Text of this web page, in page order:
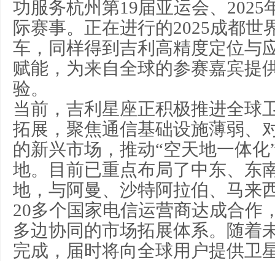
功服务杭州第19届亚运会、2025
际赛事。正在进行的2025成都世
车，同样得到吉利高精度定位与
赋能，为来自全球的参赛嘉宾提
验。
当前，吉利星座正积极推进全球
拓展，聚焦通信基础设施薄弱、
的新兴市场，推动“空天地一体
地。目前已重点布局了中东、东
地，与阿曼、沙特阿拉伯、马来
20多个国家电信运营商达成合作
多边协同的市场拓展体系。随着
完成，届时将向全球用户提供卫